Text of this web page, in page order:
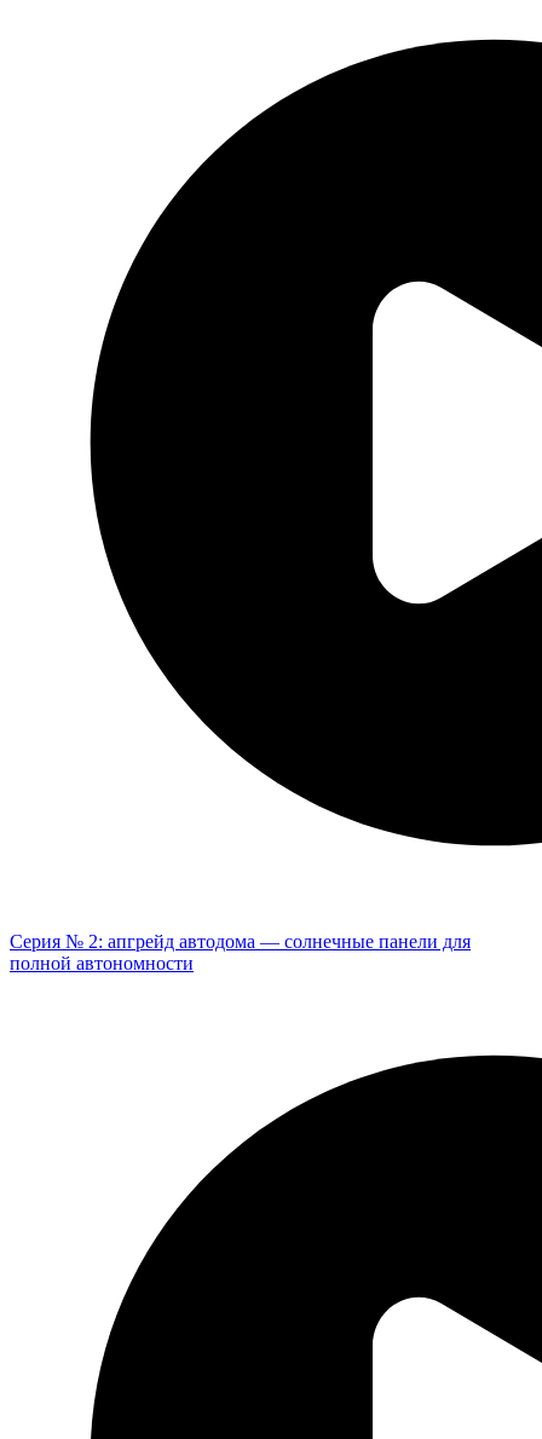
Серия № 2: апгрейд автодома — солнечные панели для
полной автономности